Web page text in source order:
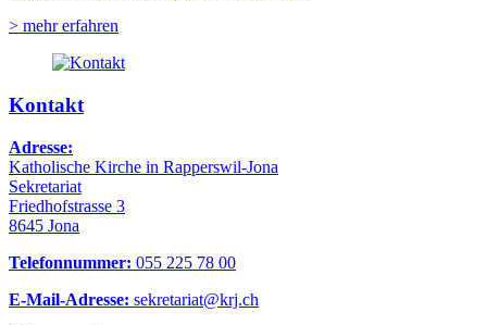
> mehr erfahren
Kontakt
Adresse:
Katholische Kirche in Rapperswil-Jona
Sekretariat
Friedhofstrasse 3
8645 Jona
Telefonnummer: 055 225 78 00
E-Mail-Adresse: sekretariat@krj.ch